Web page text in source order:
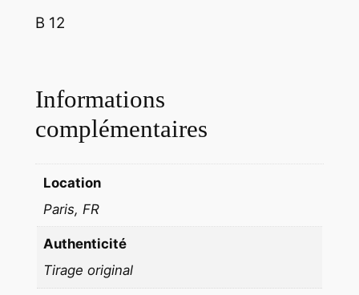
e
r
t
r
B 12
Informations
complémentaires
Location
Paris, FR
Authenticité
Tirage original